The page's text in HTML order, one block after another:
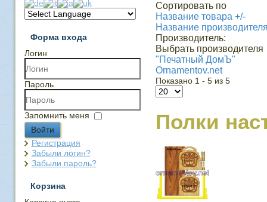
Форма входа
Логин
Пароль
Запомнить меня
Войти
Регистрация
Забыли логин?
Забыли пароль?
Корзина
Сортировать по
Название товара +/-
Название
Производитель:
Выбрать производителя
"Печатный ДомЪ"
Ornamentov.net
Показано 1 - 5 из 5
Полки